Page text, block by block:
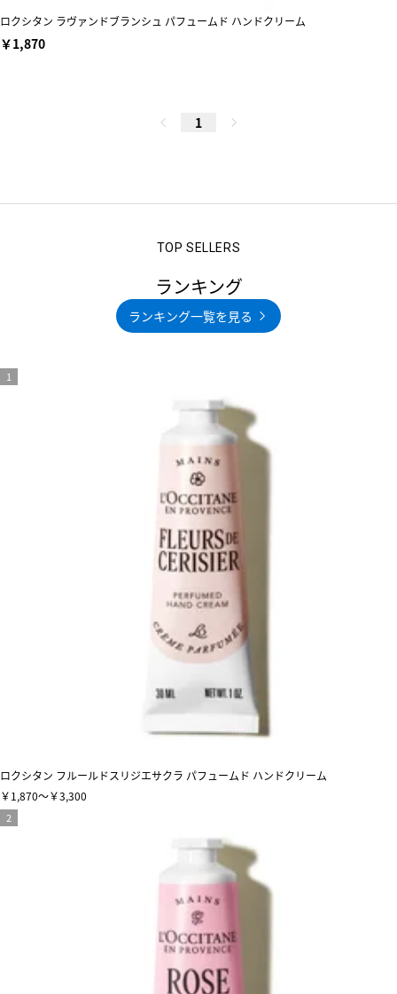
ロクシタン ラヴァンドブランシュ パフュームド ハンドクリーム
￥1,870
1
ランキング
ランキング一覧を見る
ロクシタン フルールドスリジエサクラ パフュームド ハンドクリーム
￥1,870～￥3,300